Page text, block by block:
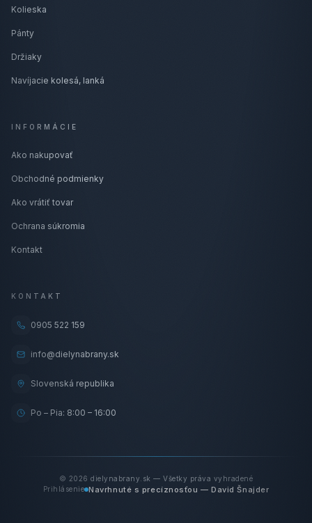
VSTÚPIŤ DO GARÁŽE
Kolieska
Pánty
Držiaky
Navíjacie kolesá, lanká
INFORMÁCIE
Ako nakupovať
Obchodné podmienky
Ako vrátiť tovar
Ochrana súkromia
Kontakt
KONTAKT
0905 522 159
info@dielynabrany.sk
Slovenská republika
Po – Pia: 8:00 – 16:00
© 2026 dielynabrany.sk — Všetky práva vyhradené
Prihlásenie Navrhnuté s precíznosťou — David Šnajder